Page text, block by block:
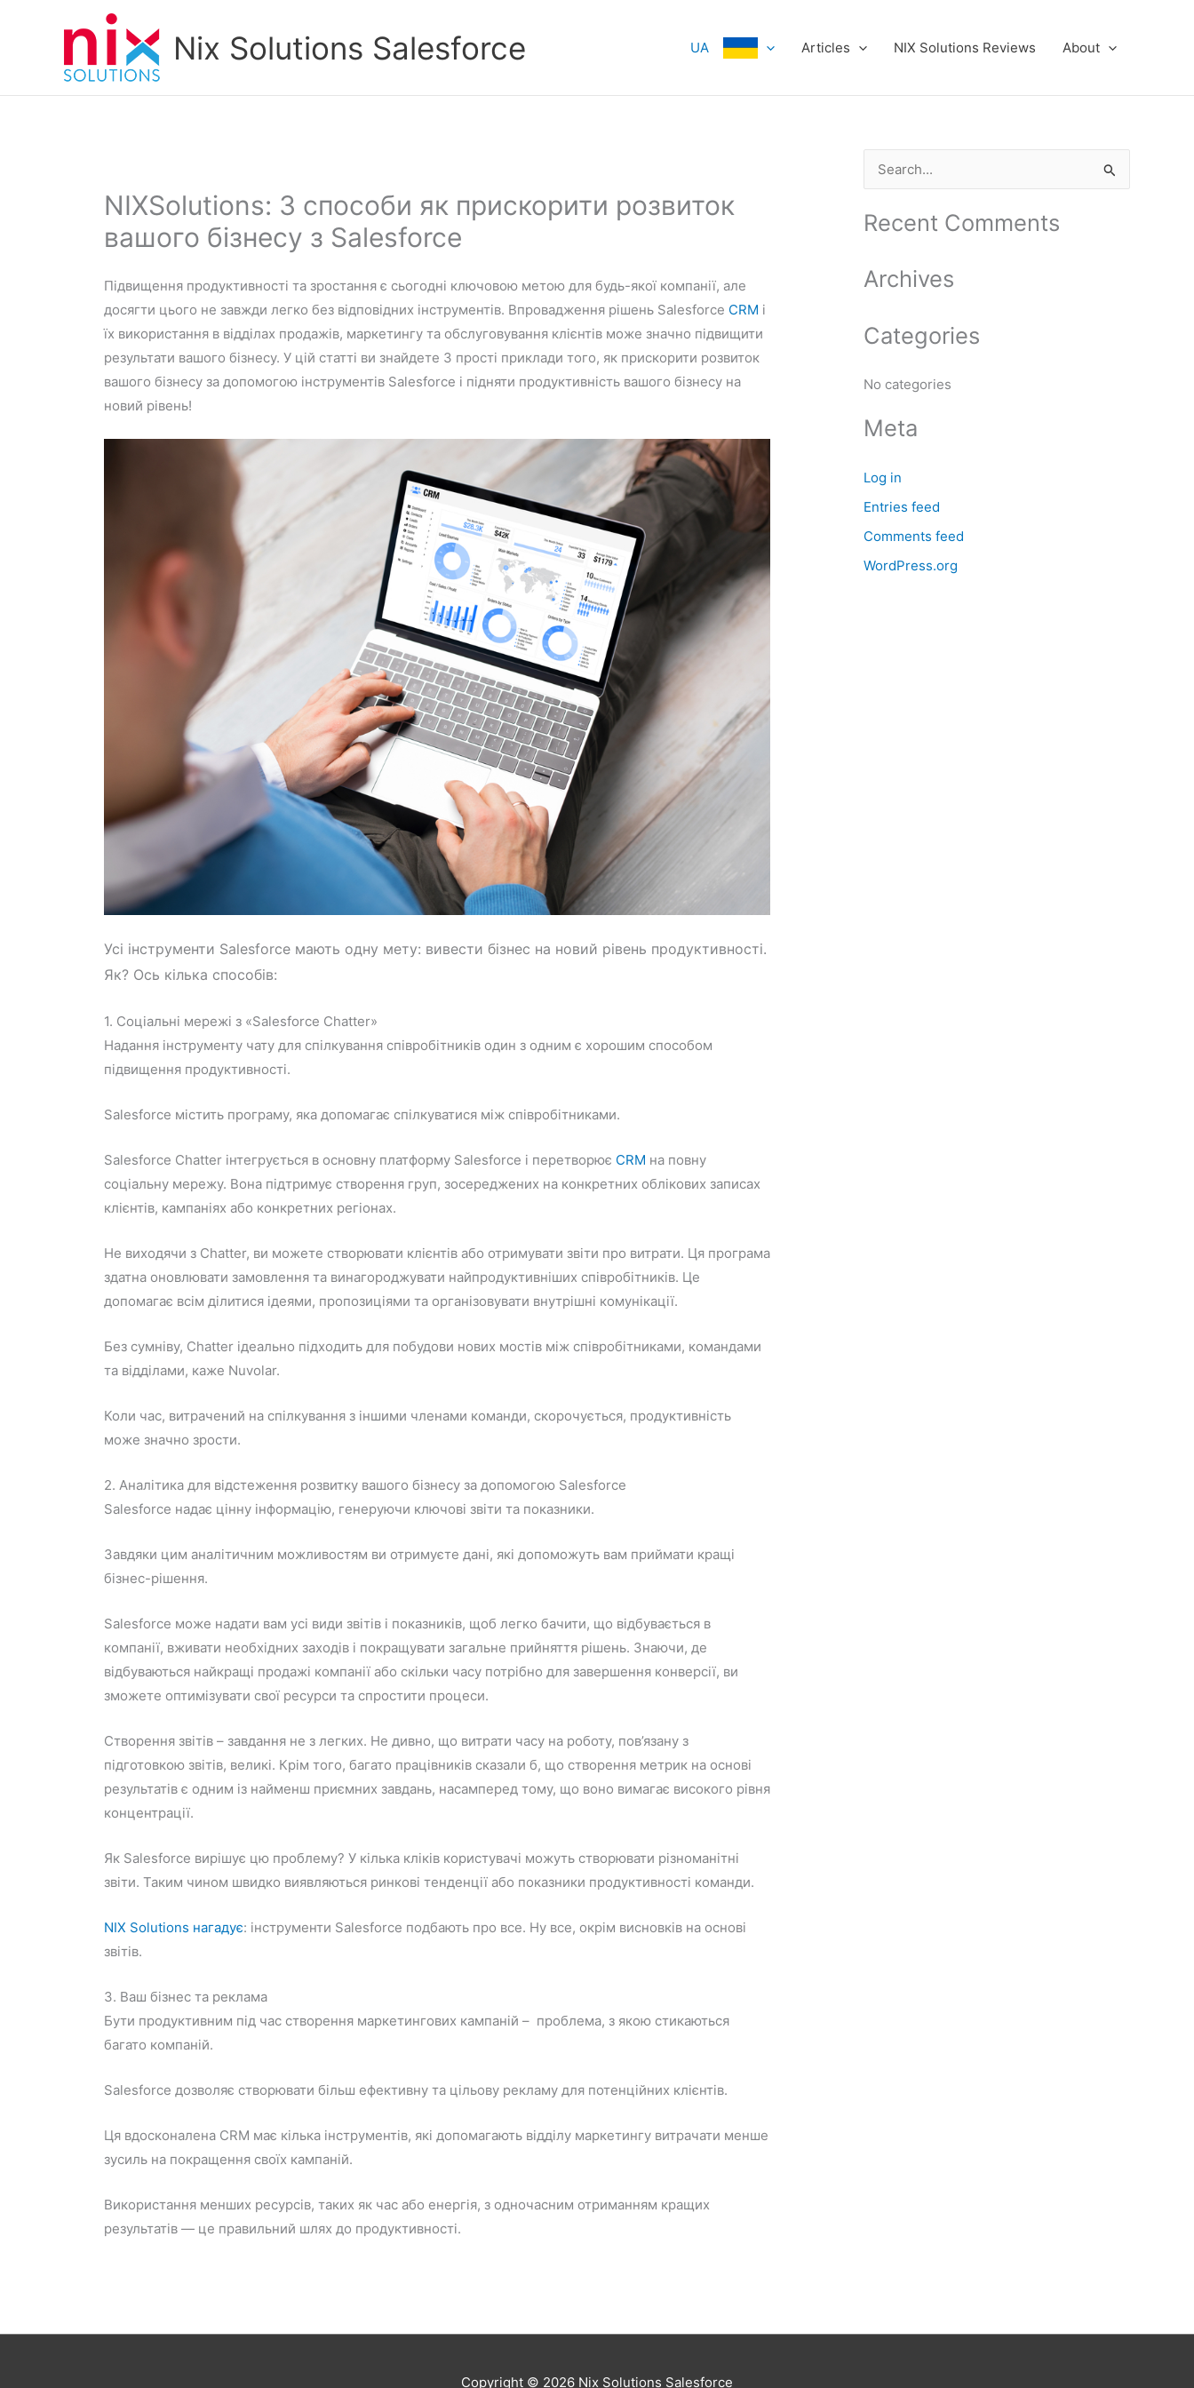
Nix Solutions Salesforce UA Articles NIX Solutions Reviews About
NIXSolutions: 3 способи як прискорити розвиток
вашого бізнесу з Salesforce
Підвищення продуктивності та зростання є сьогодні ключовою метою для будь-якої компанії, але
досягти цього не завжди легко без відповідних інструментів. Впровадження рішень Salesforce CRM і
їх використання в відділах продажів, маркетингу та обслуговування клієнтів може значно підвищити
результати вашого бізнесу. У цій статті ви знайдете 3 прості приклади того, як прискорити розвиток
вашого бізнесу за допомогою інструментів Salesforce і підняти продуктивність вашого бізнесу на
новий рівень!
Усі інструменти Salesforce мають одну мету: вивести бізнес на новий рівень продуктивності.
Як? Ось кілька способів:
1. Соціальні мережі з «Salesforce Chatter»
Надання інструменту чату для спілкування співробітників один з одним є хорошим способом
підвищення продуктивності.
Salesforce містить програму, яка допомагає спілкуватися між співробітниками.
Salesforce Chatter інтегрується в основну платформу Salesforce і перетворює CRM на повну
соціальну мережу. Вона підтримує створення груп, зосереджених на конкретних облікових записах
клієнтів, кампаніях або конкретних регіонах.
Не виходячи з Chatter, ви можете створювати клієнтів або отримувати звіти про витрати. Ця програма
здатна оновлювати замовлення та винагороджувати найпродуктивніших співробітників. Це
допомагає всім ділитися ідеями, пропозиціями та організовувати внутрішні комунікації.
Без сумніву, Chatter ідеально підходить для побудови нових мостів між співробітниками, командами
та відділами, каже Nuvolar.
Коли час, витрачений на спілкування з іншими членами команди, скорочується, продуктивність
може значно зрости.
2. Аналітика для відстеження розвитку вашого бізнесу за допомогою Salesforce
Salesforce надає цінну інформацію, генеруючи ключові звіти та показники.
Завдяки цим аналітичним можливостям ви отримуєте дані, які допоможуть вам приймати кращі
бізнес-рішення.
Salesforce може надати вам усі види звітів і показників, щоб легко бачити, що відбувається в
компанії, вживати необхідних заходів і покращувати загальне прийняття рішень. Знаючи, де
відбуваються найкращі продажі компанії або скільки часу потрібно для завершення конверсії, ви
зможете оптимізувати свої ресурси та спростити процеси.
Створення звітів – завдання не з легких. Не дивно, що витрати часу на роботу, пов’язану з
підготовкою звітів, великі. Крім того, багато працівників сказали б, що створення метрик на основі
результатів є одним із найменш приємних завдань, насамперед тому, що воно вимагає високого рівня
концентрації.
Як Salesforce вирішує цю проблему? У кілька кліків користувачі можуть створювати різноманітні
звіти. Таким чином швидко виявляються ринкові тенденції або показники продуктивності команди.
NIX Solutions нагадує: інструменти Salesforce подбають про все. Ну все, окрім висновків на основі
звітів.
3. Ваш бізнес та реклама
Бути продуктивним під час створення маркетингових кампаній – проблема, з якою стикаються
багато компаній.
Salesforce дозволяє створювати більш ефективну та цільову рекламу для потенційних клієнтів.
Ця вдосконалена CRM має кілька інструментів, які допомагають відділу маркетингу витрачати менше
зусиль на покращення своїх кампаній.
Використання менших ресурсів, таких як час або енергія, з одночасним отриманням кращих
результатів — це правильний шлях до продуктивності.
e
a
c
o
Recent Comments
Archives
Categories
No categories
Meta
Log in
Entries feed
Comments feed
WordPress.org
Copyright © 2026 Nix Solutions Salesforce